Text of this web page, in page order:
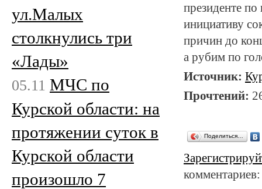
президенте по
инициативу
причин до
а рубим по
Источник:
Прочтений:
Поделиться…
ул.Малых
столкнулись три
«Лады»
05.11 МЧС по
Курской области: на
протяжении суток в
Курской области
произошло 7